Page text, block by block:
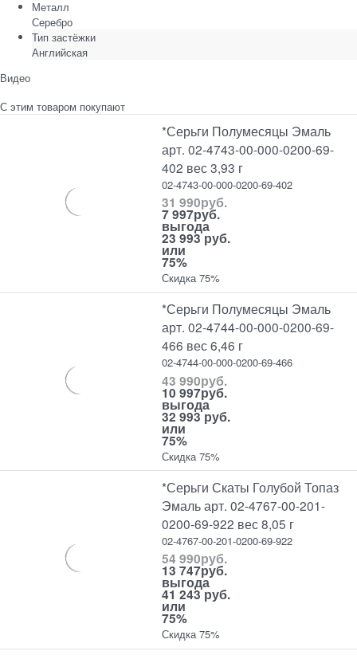
Металл
Серебро
Тип застёжки
Английская
Видео
С этим товаром покупают
*Серьги Полумесяцы Эмаль
арт. 02-4743-00-000-0200-69-
402 вес 3,93 г
02-4743-00-000-0200-69-402
31 990руб.
7 997руб.
выгода
23 993 руб.
или
75%
Скидка 75%
*Серьги Полумесяцы Эмаль
арт. 02-4744-00-000-0200-69-
466 вес 6,46 г
02-4744-00-000-0200-69-466
43 990руб.
10 997руб.
выгода
32 993 руб.
или
75%
Скидка 75%
*Серьги Скаты Голубой Топаз
Эмаль арт. 02-4767-00-201-
0200-69-922 вес 8,05 г
02-4767-00-201-0200-69-922
54 990руб.
13 747руб.
выгода
41 243 руб.
или
75%
Скидка 75%